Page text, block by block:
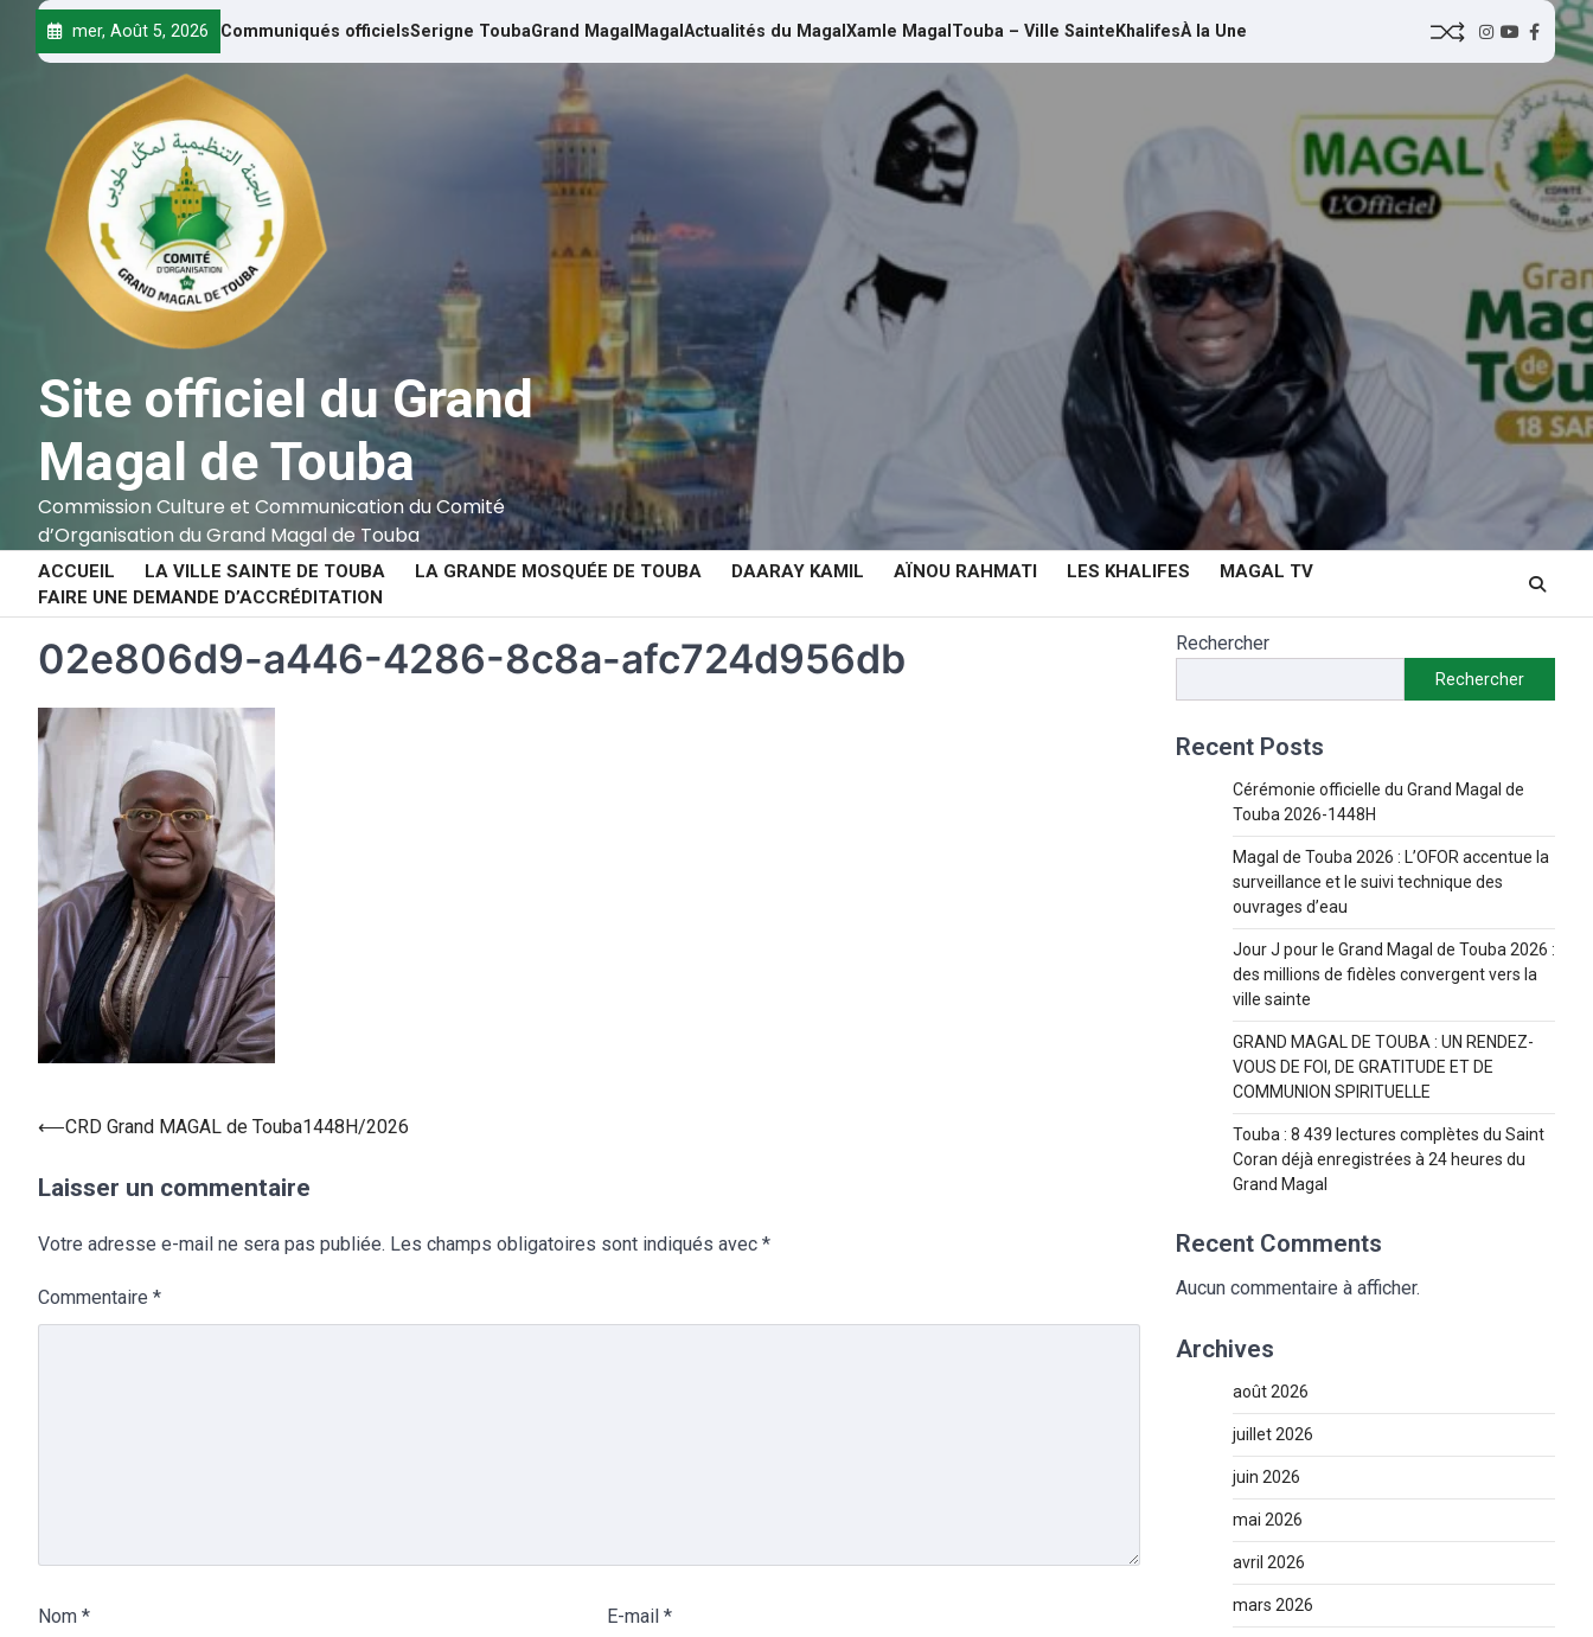
mer, Août 5, 2026 Communiqués officielsSerigne ToubaGrand Magal Magal Actualités du Magal Xamle Magal Touba – Ville Sainte KhalifesÀ la Une
Site officiel du Grand
Magal de Touba
Commission Culture et Communication du Comité
d’Organisation du Grand Magal de Touba
ACCUEIL LA VILLE SAINTE DE TOUBA LA GRANDE MOSQUÉE DE TOUBA DAARAY KAMIL AÏNOU RAHMATI LES KHALIFES
MAGAL TV
FAIRE UNE DEMANDE D’ACCRÉDITATION
02e806d9-a446-4286-8c8a-afc724d956db
⟵CRD Grand MAGAL de Touba1448H/2026
Laisser un commentaire
Votre adresse e-mail ne sera pas publiée. Les champs obligatoires sont indiqués avec *
Commentaire *
Nom * E-mail *
Rechercher
Rechercher
Recent Posts
Cérémonie officielle du Grand Magal de
Touba 2026-1448H
Magal de Touba 2026 : L’OFOR accentue la
surveillance et le suivi technique des
ouvrages d’eau
Jour J pour le Grand Magal de Touba 2026 :
des millions de fidèles convergent vers la
ville sainte
GRAND MAGAL DE TOUBA : UN RENDEZ-
VOUS DE FOI, DE GRATITUDE ET DE
COMMUNION SPIRITUELLE
Touba : 8 439 lectures complètes du Saint
Coran déjà enregistrées à 24 heures du
Grand Magal
Recent Comments
Aucun commentaire à afficher.
Archives
août 2026
juillet 2026
juin 2026
mai 2026
avril 2026
mars 2026